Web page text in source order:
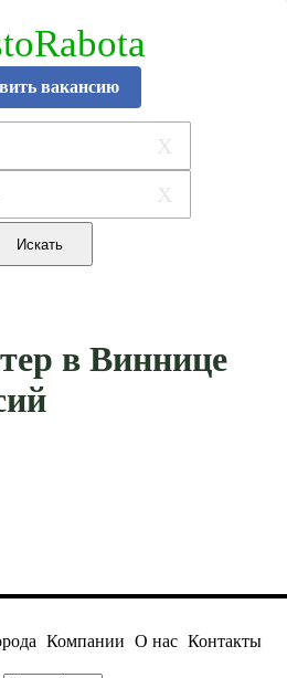
вакансию
X
X
в Виннице
Компании О нас Контакты